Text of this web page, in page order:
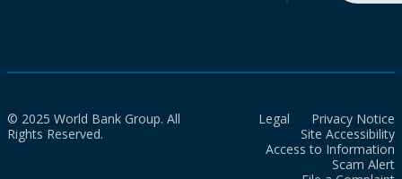
© 2025 World Bank Group. All
Rights Reserved.
Legal
Privacy Notice
Site Accessibility
Access to Information
Scam Alert